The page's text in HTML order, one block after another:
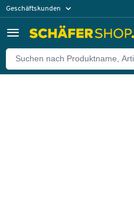
Geschäftskunden
Zurück